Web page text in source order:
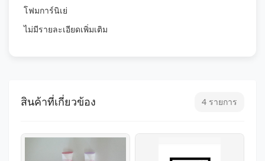
โฟมการ์นิเย่
ไม่มีรายละเอียดเพิ่มเติม
สินค้าที่เกี่ยวข้อง 4 รายการ